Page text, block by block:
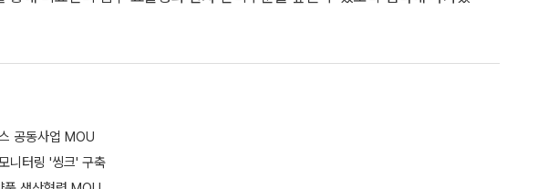
공동사업 MOU
니터링 '씽크' 구축